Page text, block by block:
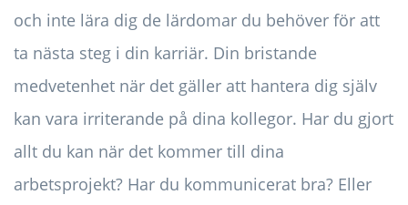
och inte lära dig de lärdomar du behöver för att
ta nästa steg i din karriär. Din bristande
medvetenhet när det gäller att hantera dig själv
kan vara irriterande på dina kollegor. Har du gjort
allt du kan när det kommer till dina
arbetsprojekt? Har du kommunicerat bra? Eller